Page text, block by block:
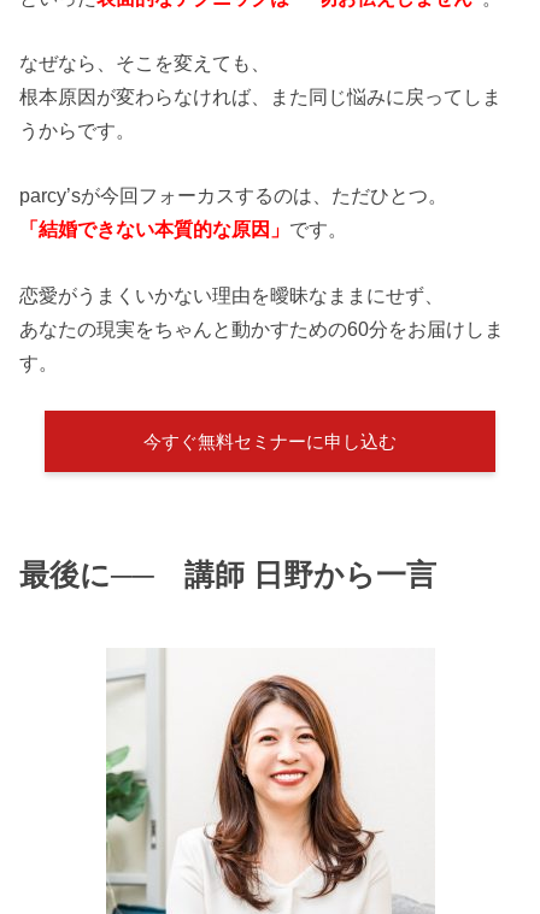
なぜなら、そこを変えても、
根本原因が変わらなければ、また同じ悩みに戻ってしま
うからです。
parcy’sが今回フォーカスするのは、ただひとつ。
「結婚できない本質的な原因」 です。
恋愛がうまくいかない理由を曖昧なままにせず、
あなたの現実をちゃんと動かすための60分をお届けしま
す。
今すぐ無料セミナーに申し込む
最後に── 講師 日野から一言